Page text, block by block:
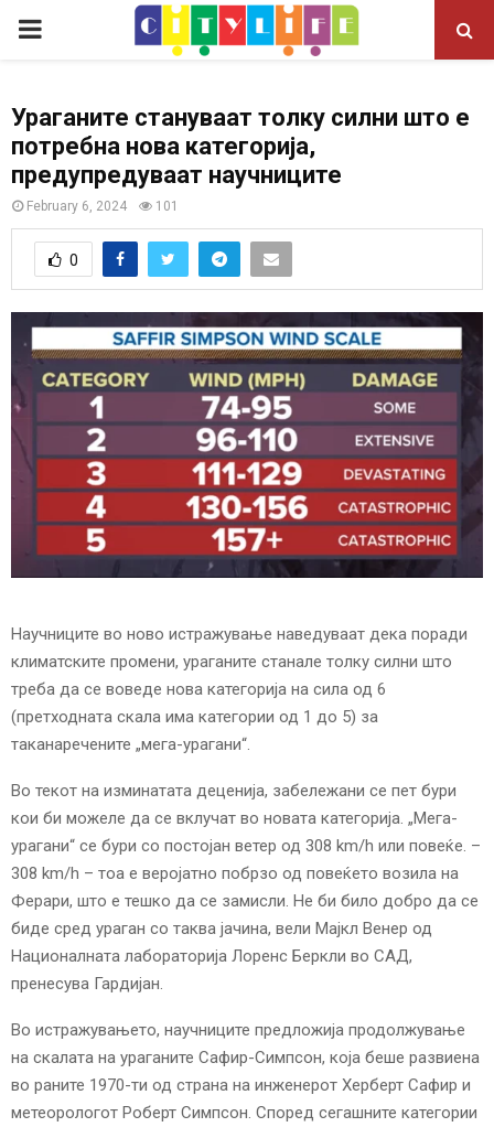
P
I
M
A
R
Y
M
U
Ураганите стануваат толку силни што е
потребна нова категорија,
предупредуваат научниците
February 6, 2024 101
0
Научниците во ново истражување наведуваат дека поради
климатските промени, ураганите станале толку силни што
треба да се воведе нова категорија на сила од 6
(претходната скала има категории од 1 до 5) за
таканаречените „мега-урагани“.
Во текот на изминатата деценија, забележани се пет бури
кои би можеле да се вклучат во новата категорија. „Мега-
урагани“ се бури со постојан ветер од 308 km/h или повеќе. –
308 km/h – тоа е веројатно побрзо од повеќето возила на
Ферари, што е тешко да се замисли. Не би било добро да се
биде сред ураган со таква јачина, вели Мајкл Венер од
Националната лабораторија Лоренс Беркли во САД,
пренесува Гардијан.
Во истражувањето, научниците предложија продолжување
на скалата на ураганите Сафир-Симпсон, која беше развиена
во раните 1970-ти од страна на инженерот Херберт Сафир и
метеорологот Роберт Симпсон. Според сегашните категории